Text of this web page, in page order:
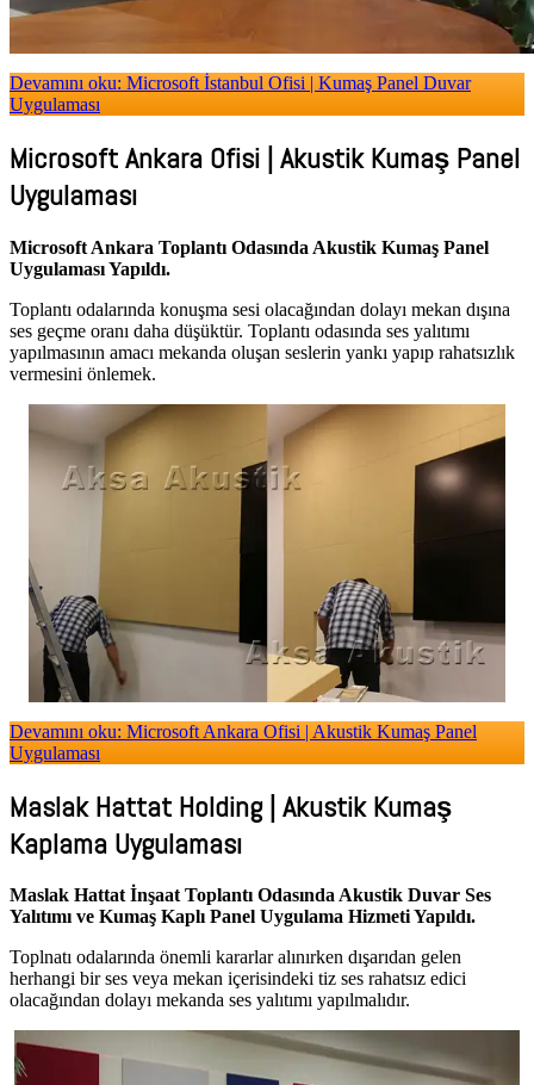
Devamını oku: Microsoft İstanbul Ofisi | Kumaş Panel Duvar
Uygulaması
Microsoft Ankara Ofisi | Akustik Kumaş Panel
Uygulaması
Microsoft Ankara Toplantı Odasında Akustik Kumaş Panel
Uygulaması Yapıldı.
Toplantı odalarında konuşma sesi olacağından dolayı mekan dışına
ses geçme oranı daha düşüktür. Toplantı odasında ses yalıtımı
yapılmasının amacı mekanda oluşan seslerin yankı yapıp rahatsızlık
vermesini önlemek.
Devamını oku: Microsoft Ankara Ofisi | Akustik Kumaş Panel
Uygulaması
Maslak Hattat Holding | Akustik Kumaş
Kaplama Uygulaması
Maslak Hattat İnşaat Toplantı Odasında Akustik Duvar Ses
Yalıtımı ve Kumaş Kaplı Panel Uygulama Hizmeti Yapıldı.
Toplnatı odalarında önemli kararlar alınırken dışarıdan gelen
herhangi bir ses veya mekan içerisindeki tiz ses rahatsız edici
olacağından dolayı mekanda ses yalıtımı yapılmalıdır.